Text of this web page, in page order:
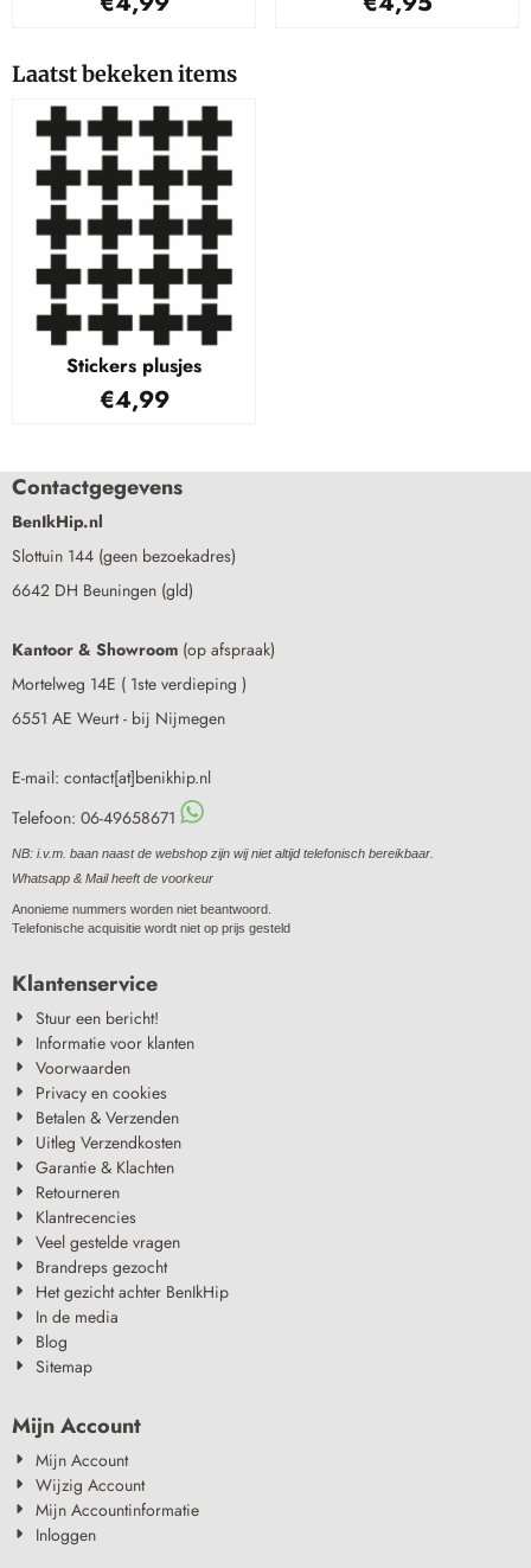
Laatst bekeken items
Stickers plusjes
€4,99
Contactgegevens
BenIkHip.nl
Slottuin 144 (geen bezoekadres)
6642 DH Beuningen (gld)
Kantoor & Showroom (op afspraak)
Mortelweg 14E ( 1ste verdieping )
6551 AE Weurt - bij Nijmegen
E-mail: contact[at]benikhip.nl
Telefoon: 06-49658671
NB: i.v.m. baan naast de webshop zijn wij niet altijd telefonisch bereikbaar.
Whatsapp & Mail heeft de voorkeur
Anonieme nummers worden niet beantwoord.
Telefonische acquisitie wordt niet op prijs gesteld
Klantenservice
Stuur een bericht!
Informatie voor klanten
Voorwaarden
Privacy en cookies
Betalen & Verzenden
Uitleg Verzendkosten
Garantie & Klachten
Retourneren
Klantrecencies
Veel gestelde vragen
Brandreps gezocht
Het gezicht achter BenIkHip
In de media
Blog
Sitemap
Mijn Account
Mijn Account
Wijzig Account
Mijn Accountinformatie
Inloggen